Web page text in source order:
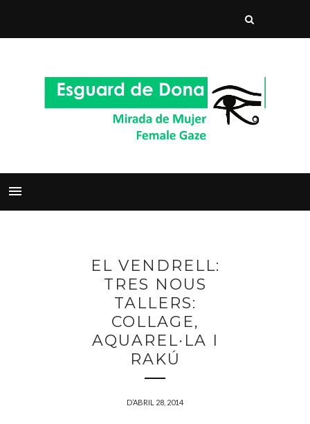
EL VENDRELL:
TRES NOUS
TALLERS:
COLLAGE,
AQUAREL·LA I
RAKÚ
D’ABRIL 28, 2014